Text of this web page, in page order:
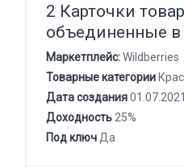
2 Карточки
объединенные в
Маркетплейс:Wildberries
Товарные категории
Дата создания01.07.2021
Доходность 25%
Под ключ Да